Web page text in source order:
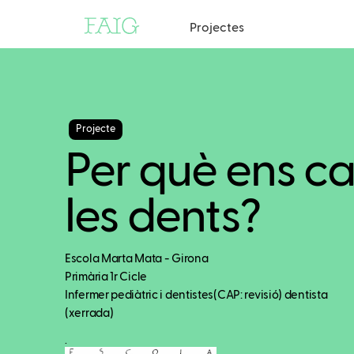
Projectes
Projecte
Per què ens
les dents?
Escola Marta Mata - Girona
Primària 1r Cicle
Infermer pediàtric i dentistes(CAP: revisió) dentista
(xerrada)